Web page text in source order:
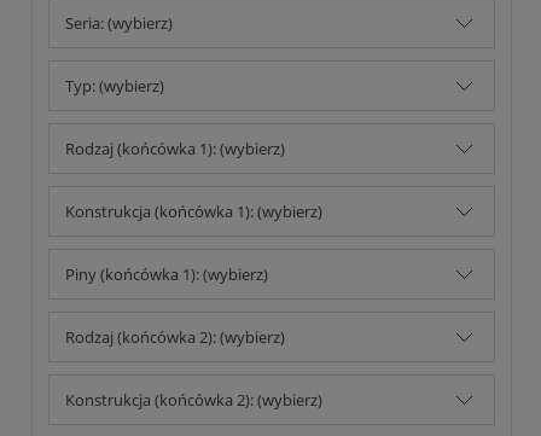
Seria: (wybierz)
Typ: (wybierz)
Rodzaj (końcówka 1): (wybierz)
Konstrukcja (końcówka 1): (wybierz)
Piny (końcówka 1): (wybierz)
Rodzaj (końcówka 2): (wybierz)
Konstrukcja (końcówka 2): (wybierz)